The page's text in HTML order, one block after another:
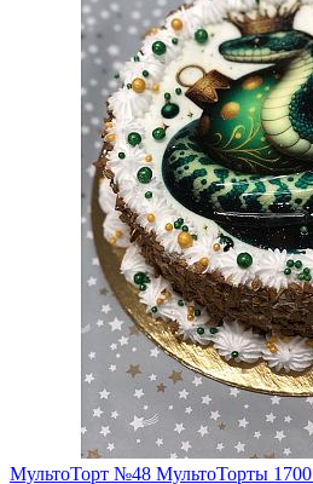
МультоТорт №48 МультоТорты 1700